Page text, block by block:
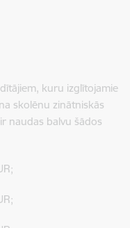
kuru izglītojamie
skolēnu zinātniskās
naudas balvu šādos